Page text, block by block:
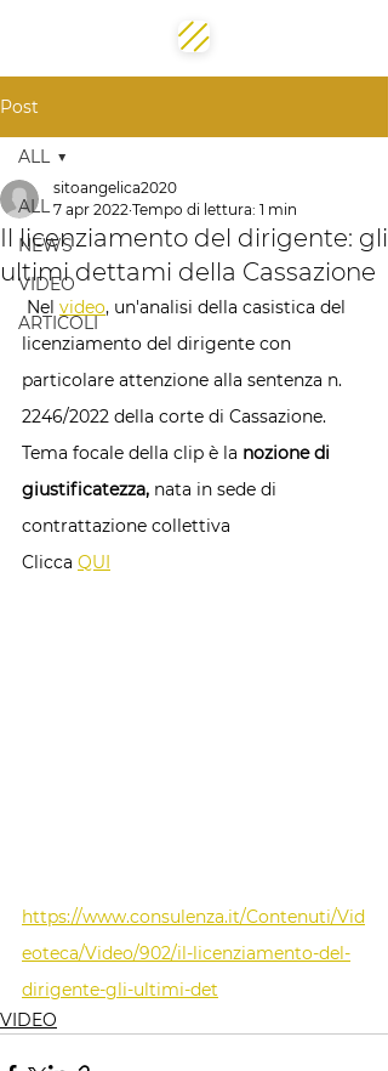
Post
ALL
NEWS
VIDEO
ARTICOLI
ALL
Il licenziamento del dirigente: gli
ultimi dettami della Cassazione
sitoangelica2020
7 apr 2022 Tempo di lettura: 1 min
Nel video, un'analisi della casistica del
licenziamento del dirigente con
particolare attenzione alla sentenza n.
2246/2022 della corte di Cassazione.
Tema focale della clip è la nozione di
giustificatezza, nata in sede di
contrattazione collettiva
Clicca QUI
https://www.consulenza.it/Contenuti/Vid
eoteca/Video/902/il-licenziamento-del-
dirigente-gli-ultimi-det
VIDEO